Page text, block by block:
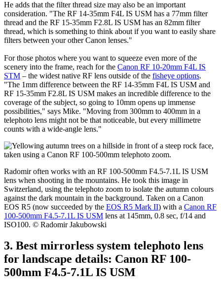
minimum focus distance of 0.2m, the latter 0.28m), so you can
exploit the lens's wide angle of view while at the same time
physically getting closer to foreground objects, thus making them fill
more of the frame.
consideration. "The RF 14-35mm F4L IS USM has a 77mm filter
thread and the RF 15-35mm F2.8L IS USM has an 82mm filter
thread, which is something to think about if you want to easily share
filters between your other Canon lenses."
For those photos where you want to squeeze even more of the
scenery into the frame, reach for theCanon RF 10-20mm F4L IS
STM– the widest native RF lens outside of thefisheye options.
"The 1mm difference between the RF 14-35mm F4L IS USM and
coverage of the subject, so going to 10mm opens up immense
possibilities," says Mike. "Moving from 300mm to 400mm in a
counts with a wide-angle lens."
Radomir often works with an RF 100-500mm F4.5-7.1L IS USM
lens when shooting in the mountains. He took this image in
against the dark mountain in the background. Taken on a Canon
EOS R5 (now succeeded by the EOS R5 Mark II) with aCanon RF
100-500mm F4.5-7.1L IS USM lens at 145mm, 0.8 sec, f/14 and
ISO100. © Radomir Jakubowski